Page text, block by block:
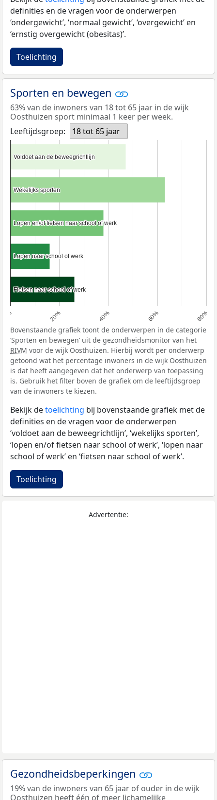
definities en de vragen voor de onderwerpen
‘ondergewicht’, ‘normaal gewicht’, ‘overgewicht’ en
‘ernstig overgewicht (obesitas)’.
Toelichting
Sporten en bewegen
63% van de inwoners van 18 tot 65 jaar in de wijk
Oosthuizen sport minimaal 1 keer per week.
Leeftijdsgroep:
18 tot 65 jaar
0% 20% 40% 60% 80%
Voldoet aan de beweegrichtlijn
Voldoet aan de beweegrichtlijn
Wekelijks sporten
Wekelijks sporten
Lopen en/of fietsen naar school of werk
Lopen en/of fietsen naar school of werk
Lopen naar school of werk
Lopen naar school of werk
Fietsen naar school of werk
Fietsen naar school of werk
Bovenstaande grafiek toont de onderwerpen in de categorie
‘Sporten en bewegen’ uit de gezondheidsmonitor van het
RIVM voor de wijk Oosthuizen. Hierbij wordt per onderwerp
getoond wat het percentage inwoners in de wijk Oosthuizen
is dat heeft aangegeven dat het onderwerp van toepassing
is. Gebruik het filter boven de grafiek om de leeftijdsgroep
van de inwoners te kiezen.
Bekijk detoelichting bij bovenstaande grafiek met de
definities en de vragen voor de onderwerpen
‘voldoet aan de beweegrichtlijn’, ‘wekelijks sporten’,
‘lopen en/of fietsen naar school of werk’, ‘lopen naar
school of werk’ en ‘fietsen naar school of werk’.
Toelichting
Advertentie:
Gezondheidsbeperkingen
19% van de inwoners van 65 jaar of ouder in de wijk
Oosthuizen heeft één of meer lichamelijke